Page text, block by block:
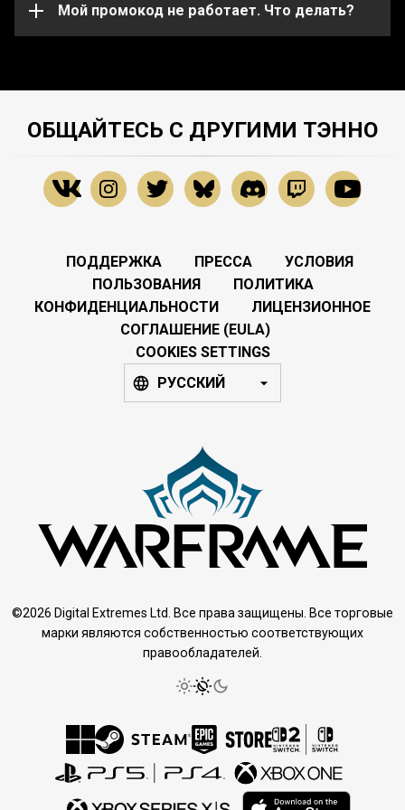
Мой промокод не работает. Что делать?
службу поддержки.
ОБЩАЙТЕСЬ С ДРУГИМИ ТЭННО
ПОДДЕРЖКА ПРЕССА
УСЛОВИЯ
ПОЛЬЗОВАНИЯ
ПОЛИТИКА
КОНФИДЕНЦИАЛЬНОСТИ
ЛИЦЕНЗИОННОЕ
СОГЛАШЕНИЕ (EULA)
COOKIES SETTINGS
РУССКИЙ
©2026 Digital Extremes Ltd. Все права защищены. Все торговые
марки являются собственностью соответствующих
правообладателей.